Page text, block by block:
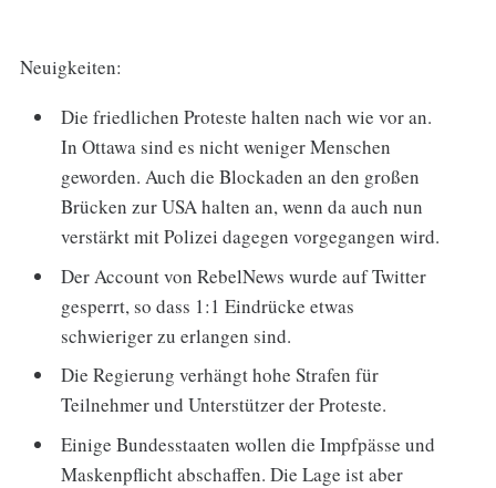
Neuigkeiten:
Die friedlichen Proteste halten nach wie vor an.
In Ottawa sind es nicht weniger Menschen
geworden. Auch die Blockaden an den großen
Brücken zur USA halten an, wenn da auch nun
verstärkt mit Polizei dagegen vorgegangen wird.
Der Account von RebelNews wurde auf Twitter
gesperrt, so dass 1:1 Eindrücke etwas
schwieriger zu erlangen sind.
Die Regierung verhängt hohe Strafen für
Teilnehmer und Unterstützer der Proteste.
Einige Bundesstaaten wollen die Impfpässe und
Maskenpflicht abschaffen. Die Lage ist aber